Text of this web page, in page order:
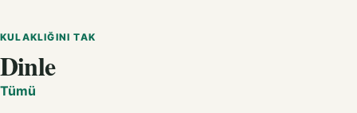
KULAKLIĞINI TAK
Dinle
Tümü